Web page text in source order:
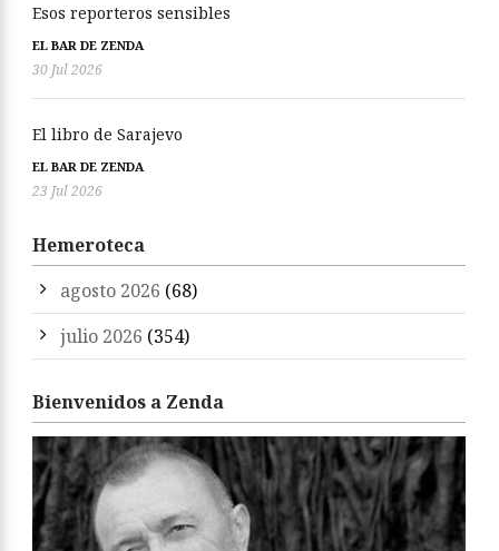
Esos reporteros sensibles
EL BAR DE ZENDA
30 Jul 2026
El libro de Sarajevo
EL BAR DE ZENDA
23 Jul 2026
Hemeroteca
agosto 2026 (68)
julio 2026 (354)
Bienvenidos a Zenda